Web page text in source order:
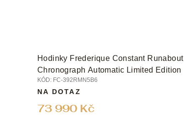
Hodinky Frederique Constant Runabout
Chronograph Automatic Limited Edition
KÓD: FC-392RMN5B6
73 990 Kč
NA DOTAZ